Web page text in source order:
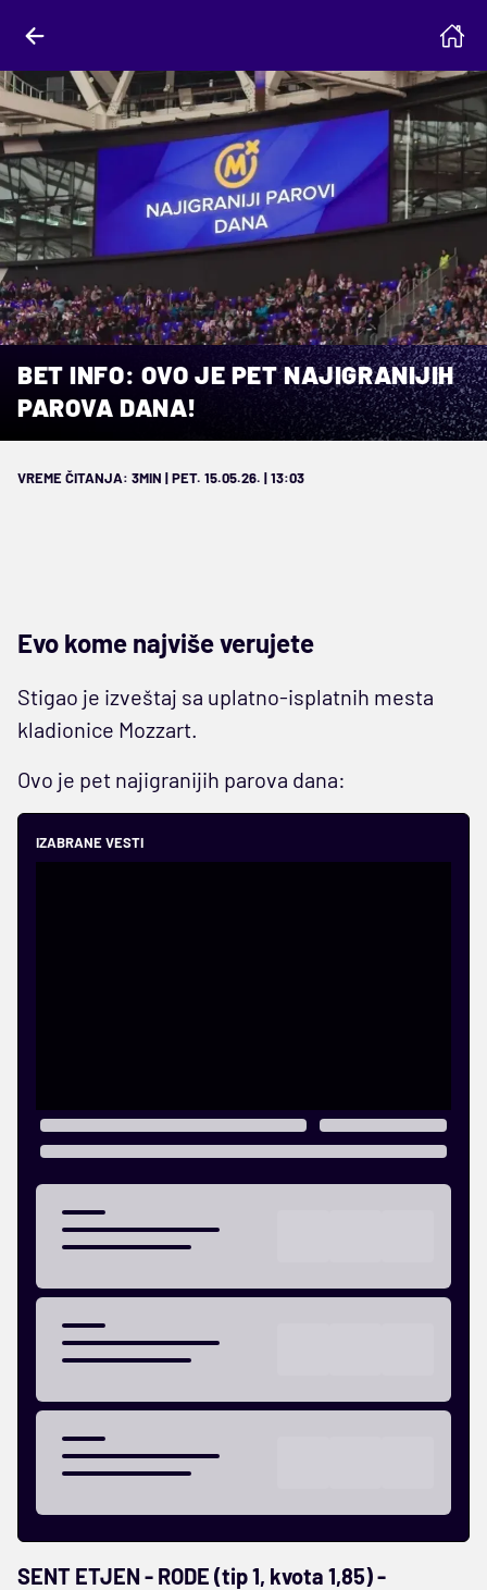
BET INFO: OVO JE PET NAJIGRANIJIH
PAROVA DANA!
VREME ČITANJA: 3MIN | PET. 15.05.26. | 13:03
Evo kome najviše verujete
Stigao je izveštaj sa uplatno-isplatnih mesta
kladionice Mozzart.
Ovo je pet najigranijih parova dana:
IZABRANE VESTI
SENT ETJEN - RODE (tip 1, kvota 1,85) -